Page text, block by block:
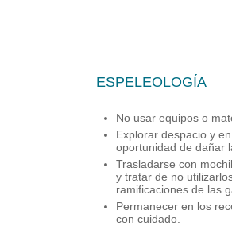
ESPELEOLOGÍA
No usar equipos o
Explorar despacio y
oportunidad de dañar
Trasladarse con
y tratar de no
ramificaciones de las
Permanecer en los
con cuidado.